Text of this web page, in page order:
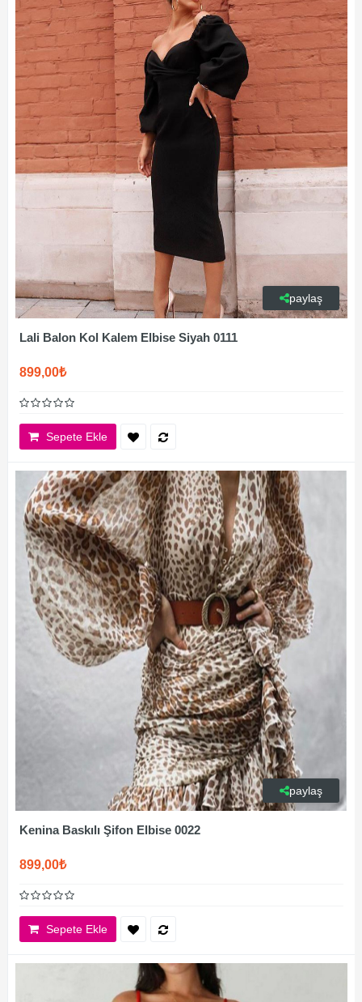
paylaş
Lali Balon Kol Kalem Elbise Siyah 0111
899,00₺
Sepete Ekle
paylaş
Kenina Baskılı Şifon Elbise 0022
899,00₺
Sepete Ekle